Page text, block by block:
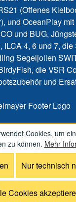
(Offenes
und OceanPlay
und BUG,
ILCA 4, 6 und 7,
Segeljollen
die VSR
und
Cookies, um
zu können. Mehr
Nur technisch
Cookies